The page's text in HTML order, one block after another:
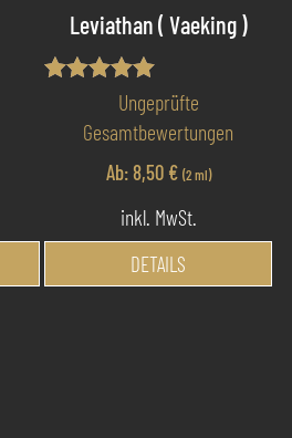
gewählt
werden
Produkt
Leviathan ( Vaeking )
Bewertet mit
von 5
Ungeprüfte
Gesamtbewertungen
Ab: 8,50 € (2 ml)
inkl. MwSt.
DETAILS